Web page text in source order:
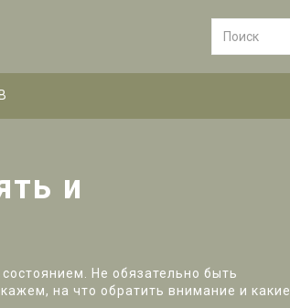
и
Не обязательно быть
на что обратить внимание и какие